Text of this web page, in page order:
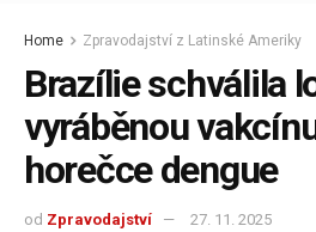
Home Zpravodajství z Latinské Ameriky
Brazílie schválila
vyráběnou
horečce dengue
od Zpravodajství 27. 11. 2025